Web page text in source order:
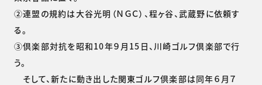
②連盟の規約は大谷光明（ＮＧＣ）、程ヶ谷、武蔵野に依頼す
る。
③倶楽部対抗を昭和10年９月15日、川崎ゴルフ倶楽部で行
う。
そして、新たに動き出した関東ゴルフ倶楽部は同年６月７